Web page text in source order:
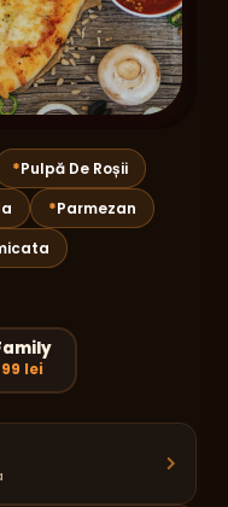
Pulpă De Roșii
Parmezan
99 lei